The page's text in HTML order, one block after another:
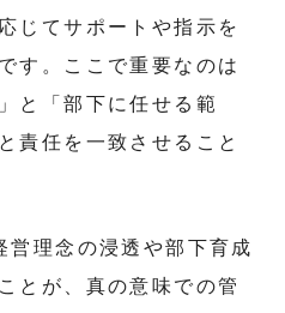
じてサポートや指示を
す。ここで重要なのは
と「部下に任せる範
責任を一致させること
営理念の浸透や部下育成
とが、真の意味での管